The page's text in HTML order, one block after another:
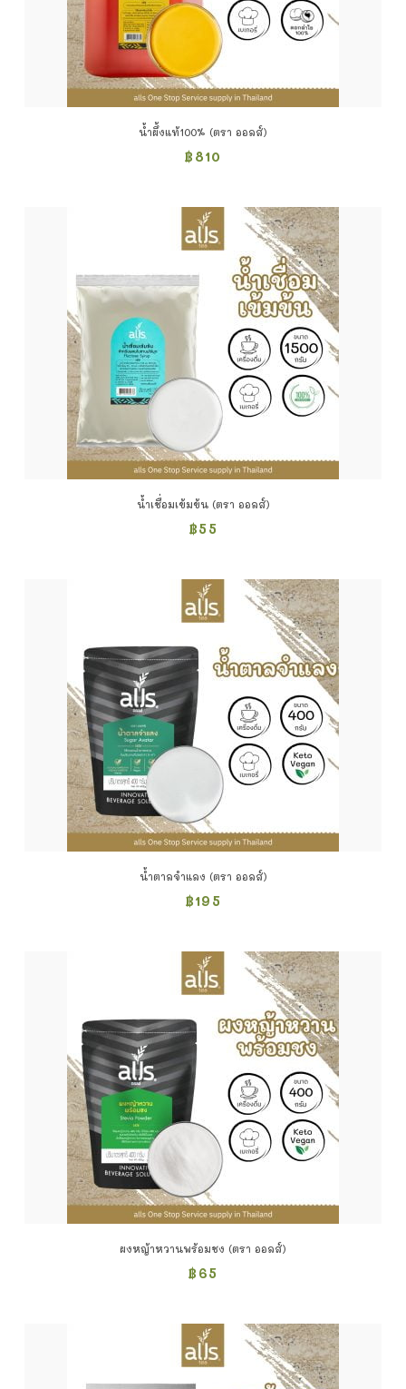
น้ำผึ้งแท้100% (ตรา ออลส์)
฿ 810
น้ำเชื่อมเข้มข้น (ตรา ออลส์)
฿55
น้ำตาลจำแลง (ตรา ออลส์)
฿195
ผงหญ้าหวานพร้อมชง (ตรา ออลส์)
฿ 65